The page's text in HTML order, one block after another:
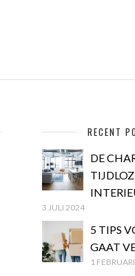
RECENT
DE
3 JULI 2024
5 TIPS
GAAT
1